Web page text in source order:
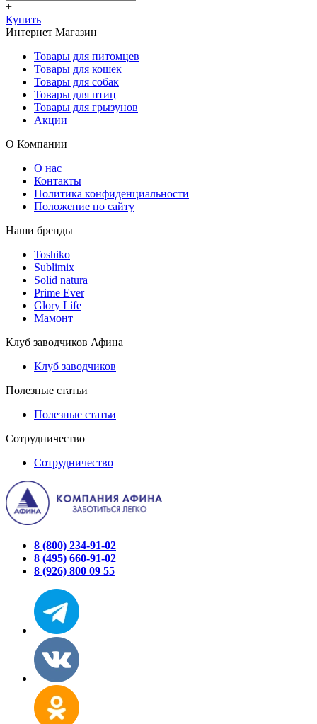
+
Купить
Интернет Магазин
Товары для питомцев
Товары для кошек
Товары для собак
Товары для птиц
Товары для грызунов
Акции
О Компании
О нас
Контакты
Политика конфиденциальности
Положение по сайту
Наши бренды
Toshiko
Sublimix
Solid natura
Prime Ever
Glory Life
Мамонт
Клуб заводчиков Афина
Клуб заводчиков
Полезные статьи
Полезные статьи
Сотрудничество
Сотрудничество
8 (800) 234-91-02
8 (495) 660-91-02
8 (926) 800 09 55